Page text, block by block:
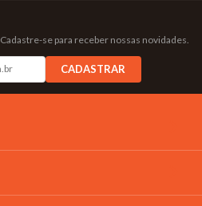
Cadastre-se para receber nossas novidades.
CADASTRAR